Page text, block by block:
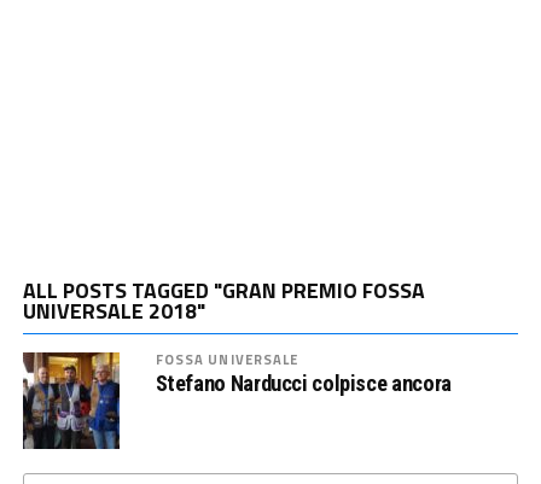
ALL POSTS TAGGED "GRAN PREMIO FOSSA
UNIVERSALE 2018"
FOSSA UNIVERSALE
Stefano Narducci colpisce ancora